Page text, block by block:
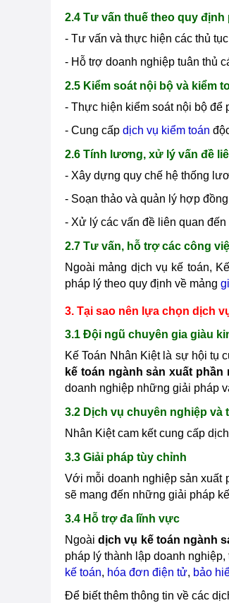
2.4 Tư vấn thuế theo quy định
- Tư vấn và thực hiện các thủ
- Hỗ trợ doanh nghiệp tuân thủ
2.5 Kiểm soát nội bộ và kiểm
- Thực hiện kiểm soát nội bộ để
- Cung cấp dịch vụ kiểm toán
2.6 Tính lương, xử lý vấn đề
- Xây dựng quy chế hệ thống
- Soạn thảo và quản lý hợp
- Xử lý các vấn đề liên quan đến
2.7 Tư vấn, hỗ trợ các công
Ngoài mảng dịch vụ kế toán,
pháp lý theo quy định về mảng
3. Tại sao nên lựa chọn dịch
3.1 Đội ngũ chuyên gia giàu
Kế Toán Nhân Kiệt là sự hội tụ
kế toán ngành sản xuất phần
doanh nghiệp những giải pháp
3.2 Dịch vụ chuyên nghiệp và
Nhân Kiệt cam kết cung cấp
3.3 Giải pháp tùy chỉnh
Với mỗi doanh nghiệp sản xuất
sẽ mang đến những giải pháp
3.4 Hỗ trợ đa lĩnh vực
Ngoàidịch vụ kế toán ngành
pháp lý thành lập doanh
kế toán, hóa đơn điện tử, bảo
Để biết thêm thông tin về các